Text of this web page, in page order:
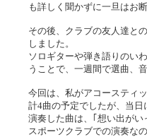
も詳しく聞かずに一旦はお
その後、クラブの友人達と
しました。
ソロギターや弾き語りのい
うことで、一週間で選曲、
今回は、私がアコースティ
計4曲の予定でしたが、当
演奏した曲は、｢想い出が
スポーツクラブでの演奏な